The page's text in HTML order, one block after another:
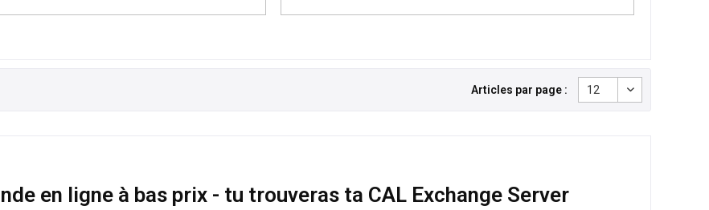
Articles par page :
en ligne à bas prix - tu trouveras ta CAL Exchange Server